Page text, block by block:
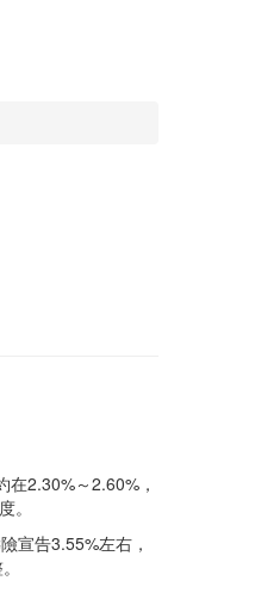
2.30%～2.60%，
。
宣告3.55%左右，